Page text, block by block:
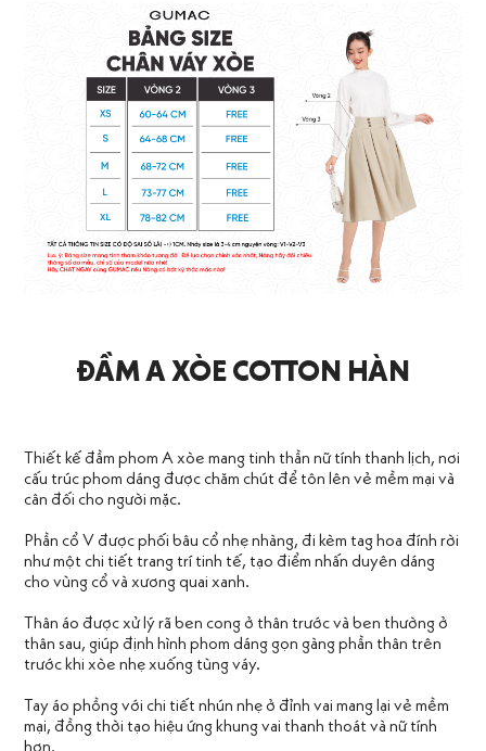
ĐẦM A XÒE COTTON HÀN
Thiết kế đầm phom A xòe mang tinh thần nữ tính thanh lịch, nơi
cấu trúc phom dáng được chăm chút để tôn lên vẻ mềm mại và
cân đối cho người mặc.
Phần cổ V được phối bâu cổ nhẹ nhàng, đi kèm tag hoa đính rời
như một chi tiết trang trí tinh tế, tạo điểm nhấn duyên dáng
cho vùng cổ và xương quai xanh.
Thân áo được xử lý rã ben cong ở thân trước và ben thường ở
thân sau, giúp định hình phom dáng gọn gàng phần thân trên
trước khi xòe nhẹ xuống tùng váy.
Tay áo phồng với chi tiết nhún nhẹ ở đỉnh vai mang lại vẻ mềm
mại, đồng thời tạo hiệu ứng khung vai thanh thoát và nữ tính
hơn.